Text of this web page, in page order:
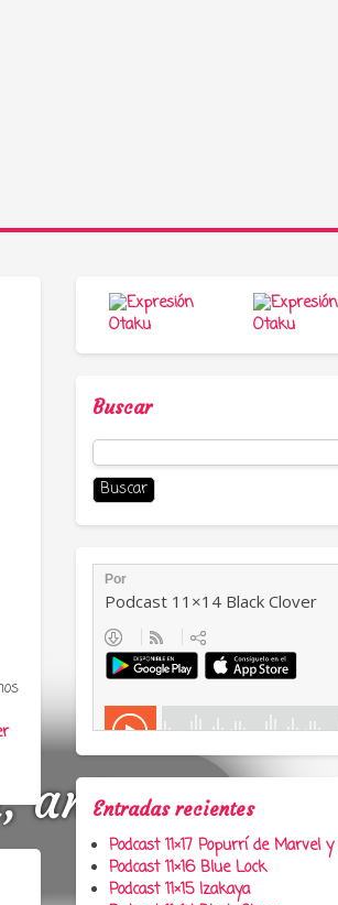
anime y
Buscar
Buscar:
Entradas recientes
Podcast 11×17 Popurrí de Marvel y
Podcast 11×16 Blue Lock
Podcast 11×15 Izakaya